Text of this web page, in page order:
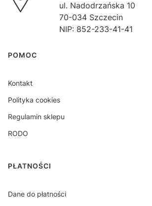
ul. Nadodrzańska 10
70-034 Szczecin
NIP: 852-233-41-41
Linki w stopce
POMOC
Kontakt
Polityka cookies
Regulamin sklepu
RODO
PŁATNOŚCI
Dane do płatności